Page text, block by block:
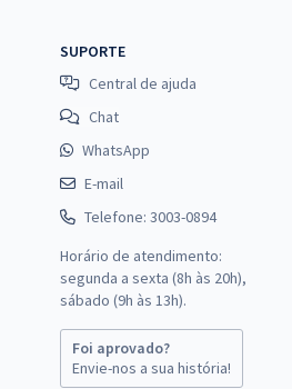
SUPORTE
Central de ajuda
Chat
WhatsApp
E-mail
Telefone: 3003-0894
Horário de atendimento:
segunda a sexta (8h às 20h),
sábado (9h às 13h).
Foi aprovado?
Envie-nos a sua história!